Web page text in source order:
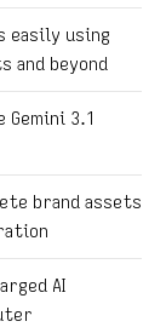
easily using
and beyond
Gemini 3.1
brand assets
AI